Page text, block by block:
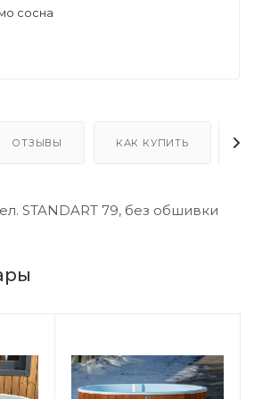
сосна
ОТЗЫВЫ КАК КУПИТЬ
STANDART 79, без обшивки